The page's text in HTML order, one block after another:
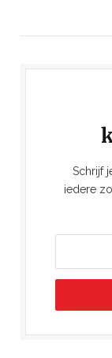
Schrijf
iedere